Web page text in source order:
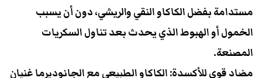
مستدامة بفضل الكاكاو النقي والريشي، دون أن يسبب
الخمول أو الهبوط الذي يحدث بعد تناول السكريات
المصنعة.
​مضاد قوي للأكسدة: الكاكاو الطبيعي مع الجانوديرما غنيان